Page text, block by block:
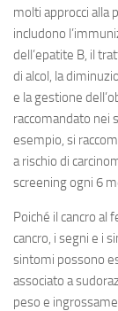
molti approcci alla
includono
dell’epatite B, il
di alcol, la
e la gestione
raccomandato nei
esempio, si
a rischio di
screening ogni 6
Poiché il cancro al
cancro, i segni e i
sintomi possono
associato a
peso e